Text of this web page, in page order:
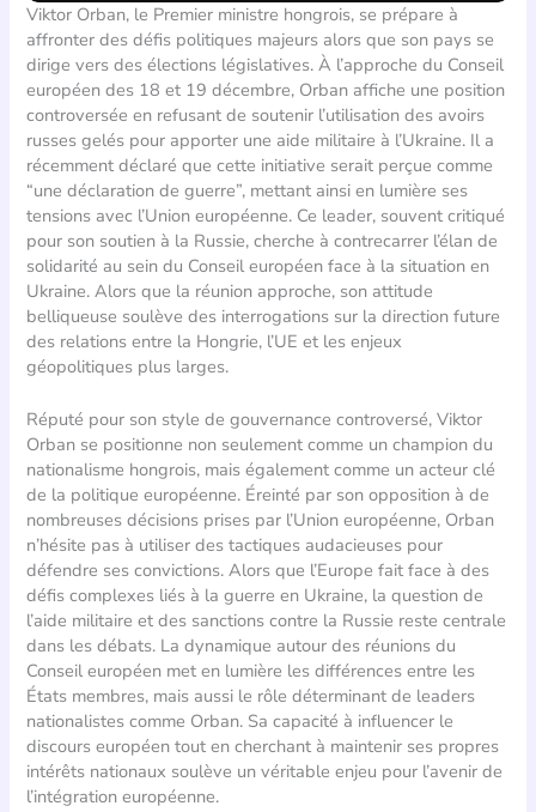
Viktor Orban, le Premier ministre hongrois, se prépare à
affronter des défis politiques majeurs alors que son pays se
dirige vers des élections législatives. À l’approche du Conseil
européen des 18 et 19 décembre, Orban affiche une position
controversée en refusant de soutenir l’utilisation des avoirs
russes gelés pour apporter une aide militaire à l’Ukraine. Il a
récemment déclaré que cette initiative serait perçue comme
“une déclaration de guerre”, mettant ainsi en lumière ses
tensions avec l’Union européenne. Ce leader, souvent critiqué
pour son soutien à la Russie, cherche à contrecarrer l’élan de
solidarité au sein du Conseil européen face à la situation en
Ukraine. Alors que la réunion approche, son attitude
belliqueuse soulève des interrogations sur la direction future
des relations entre la Hongrie, l’UE et les enjeux
géopolitiques plus larges.
Réputé pour son style de gouvernance controversé, Viktor
Orban se positionne non seulement comme un champion du
nationalisme hongrois, mais également comme un acteur clé
de la politique européenne. Éreinté par son opposition à de
nombreuses décisions prises par l’Union européenne, Orban
n’hésite pas à utiliser des tactiques audacieuses pour
défendre ses convictions. Alors que l’Europe fait face à des
défis complexes liés à la guerre en Ukraine, la question de
l’aide militaire et des sanctions contre la Russie reste centrale
dans les débats. La dynamique autour des réunions du
Conseil européen met en lumière les différences entre les
États membres, mais aussi le rôle déterminant de leaders
nationalistes comme Orban. Sa capacité à influencer le
discours européen tout en cherchant à maintenir ses propres
intérêts nationaux soulève un véritable enjeu pour l’avenir de
l’intégration européenne.